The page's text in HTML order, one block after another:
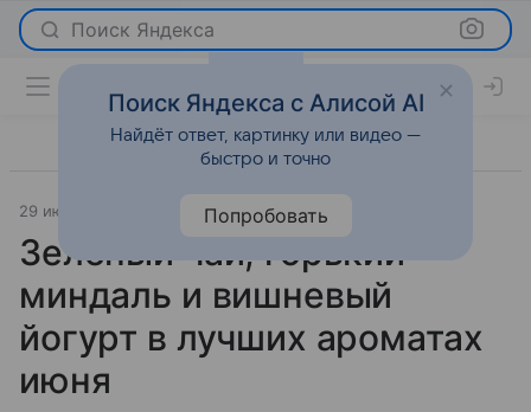
Поиск Яндекса
29 июня 2017
Зеленый чай, горький
миндаль и вишневый
йогурт в лучших ароматах
июня
Поиск Яндекса с Алисой AI
Найдёт ответ, картинку или видео —
быстро и точно
Попробовать